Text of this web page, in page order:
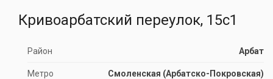
Кривоарбатский переулок, 15с1
Район Арбат
Метро Смоленская (Арбатско-Покровская)